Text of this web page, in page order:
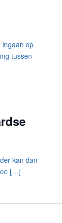
ingaan op
tussen
kan dan
[…]